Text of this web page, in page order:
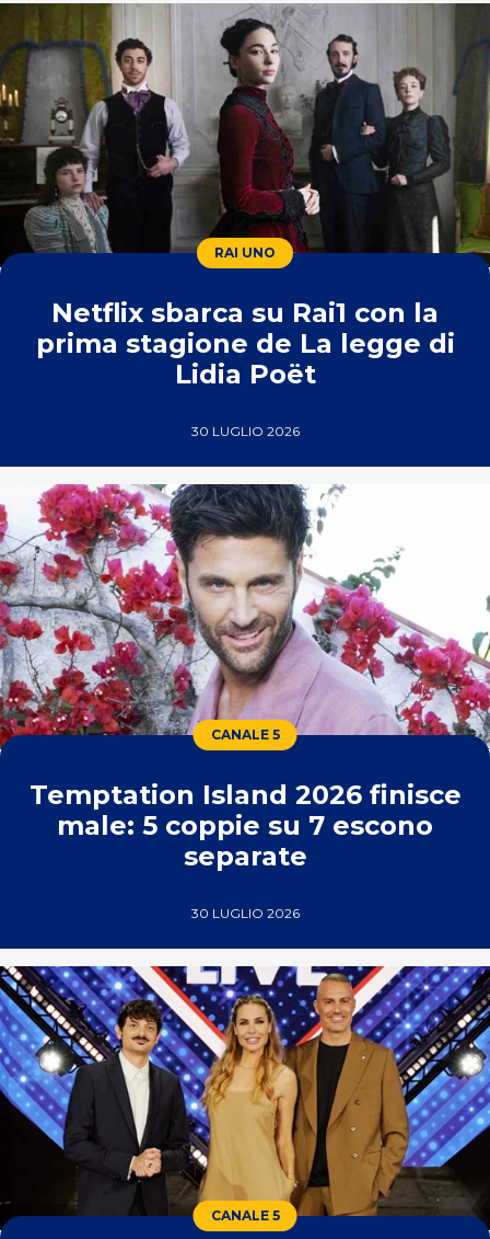
RAI UNO
Netflix sbarca su Rai1 con la
prima stagione de La legge di
Lidia Poët
30 LUGLIO 2026
CANALE 5
Temptation Island 2026 finisce
male: 5 coppie su 7 escono
separate
30 LUGLIO 2026
CANALE 5